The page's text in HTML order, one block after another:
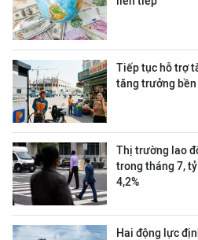
Tiếp tục hỗ trợ
tăng trưởng bền
Thị trường lao
trong tháng 7,
4,2%
Hai động lực